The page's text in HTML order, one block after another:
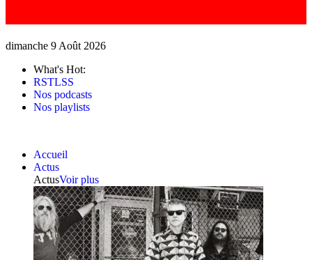
dimanche 9 Août 2026
What's Hot:
RSTLSS
Nos podcasts
Nos playlists
Accueil
Actus
ActusVoir plus